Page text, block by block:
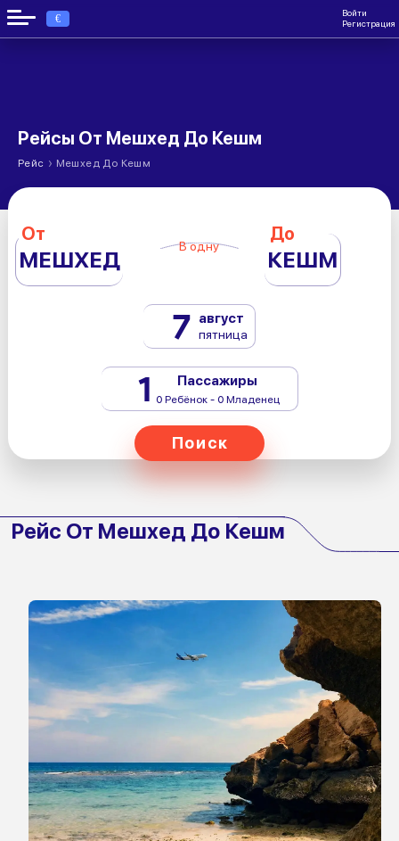
€
Войти
Регистрация
Рейсы От Мешхед До Кешм
Рейс › Мешхед До Кешм
От
МЕШХЕД В одну
До
КЕШМ
7 август
пятница
1 Пассажиры
0 Ребёнок - 0 Младенец
Поиск
Рейс От Мешхед До Кешм